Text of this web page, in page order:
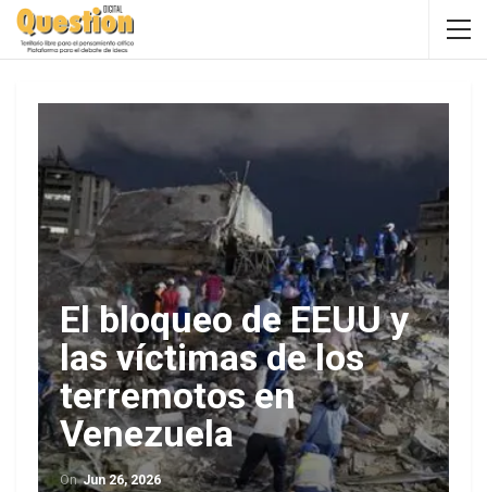
El bloqueo de EEUU y
las víctimas de los
terremotos en
Venezuela
OnJun 26, 2026